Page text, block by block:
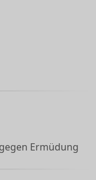
Ermüdung